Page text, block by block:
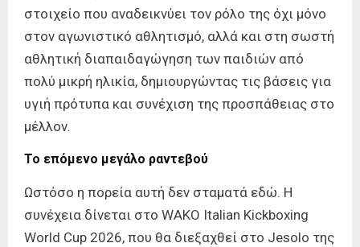
στοιχείο που αναδεικνύει τον ρόλο της όχι μόνο
στον αγωνιστικό αθλητισμό, αλλά και στη σωστή
αθλητική διαπαιδαγώγηση των παιδιών από
πολύ μικρή ηλικία, δημιουργώντας τις βάσεις για
υγιή πρότυπα και συνέχιση της προσπάθειας στο
μέλλον.
Το επόμενο μεγάλο ραντεβού
Ωστόσο η πορεία αυτή δεν σταματά εδώ. Η
συνέχεια δίνεται στο WAKO Italian Kickboxing
World Cup 2026, που θα διεξαχθεί στο Jesolo της